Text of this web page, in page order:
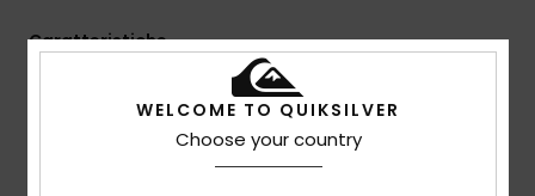
Caratteristiche
poliestere riciclato 600d, micro ripstop
scomparto principale, tasca esterna per
WELCOME TO QUIKSILVER
Choose your country